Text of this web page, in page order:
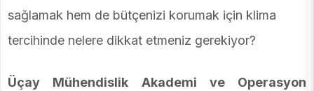
sağlamak hem de bütçenizi korumak için klima
tercihinde nelere dikkat etmeniz gerekiyor?
Üçay Mühendislik Akademi ve Operasyon